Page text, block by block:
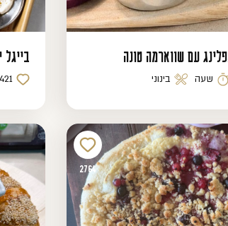
עם שווארמה טונה
זמן הכנה
שעה רמת קושי
בינוני כמות
2764